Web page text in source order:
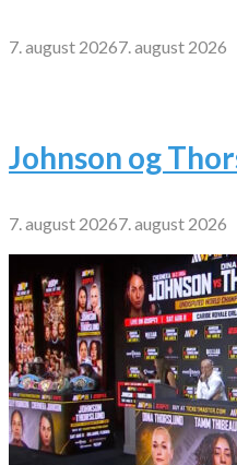
7. august 20267. august 2026
Johnson og
7. august 20267. august 2026